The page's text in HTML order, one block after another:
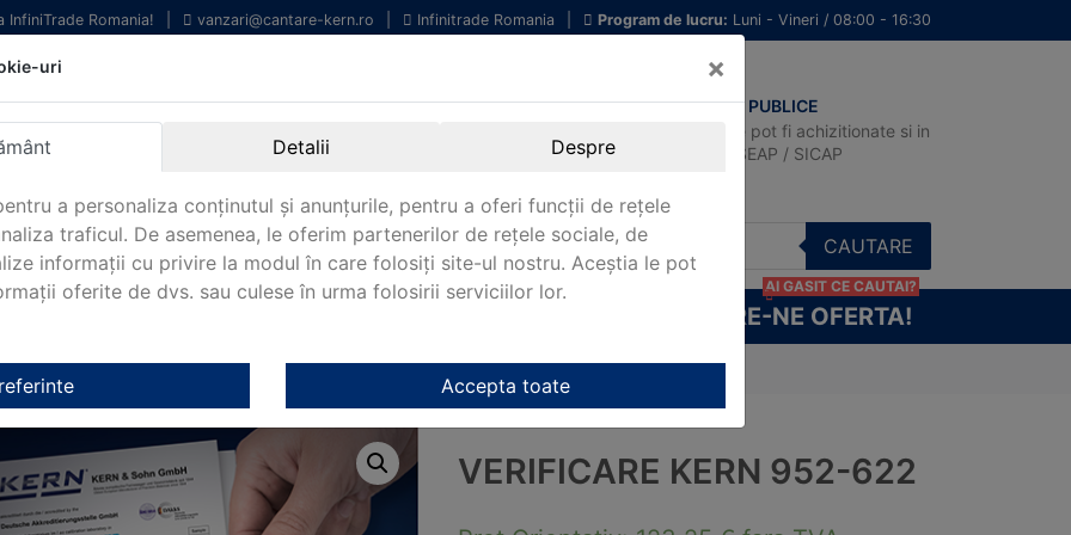
InfiniTrade Romania! vanzari@cantare-kern.ro Infinitrade Romania Program de lucru: Luni - Vineri / 08:00 - 16:30
profesionale
laborator.
Internationala.
Oriunde in Romania.
ACHIZITII PUBLICE
Produsele pot fi achizitionate si in
sistemul SEAP / SICAP
CAUTARE
CERE-NE OFERTA!
AI GASIT CE CAUTAI?
952-622
VERIFICARE KERN 952-622
uri ×
Detalii Despre
a personaliza conținutul și anunțurile, pentru a oferi funcții de rețele
traficul. De asemenea, le oferim partenerilor de rețele sociale, de
informații cu privire la modul în care folosiți site-ul nostru. Aceștia le pot
oferite de dvs. sau culese în urma folosirii serviciilor lor.
Accepta toate